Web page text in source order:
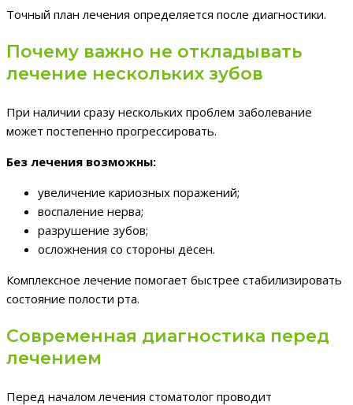
Точный план лечения определяется после диагностики.
Почему важно не откладывать
лечение нескольких зубов
При наличии сразу нескольких проблем заболевание
может постепенно прогрессировать.
Без лечения возможны:
увеличение кариозных поражений;
воспаление нерва;
разрушение зубов;
осложнения со стороны дёсен.
Комплексное лечение помогает быстрее стабилизировать
состояние полости рта.
Современная диагностика перед
лечением
Перед началом лечения стоматолог проводит